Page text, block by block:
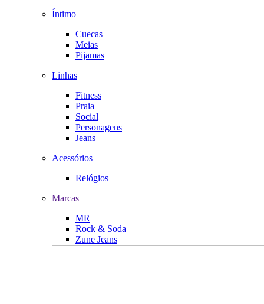
Íntimo
Cuecas
Meias
Pijamas
Linhas
Fitness
Praia
Social
Personagens
Jeans
Acessórios
Relógios
Marcas
MR
Rock & Soda
Zune Jeans